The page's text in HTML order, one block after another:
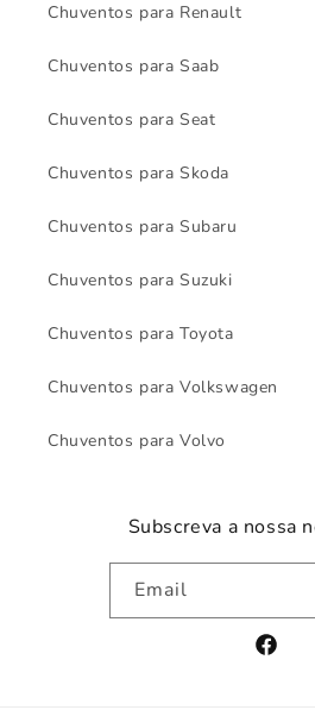
Chuventos para Renault
Chuventos para Saab
Chuventos para Seat
Chuventos para Skoda
Chuventos para Subaru
Chuventos para Suzuki
Chuventos para Toyota
Chuventos para Volkswagen
Chuventos para Volvo
Subscreva a nossa
Email